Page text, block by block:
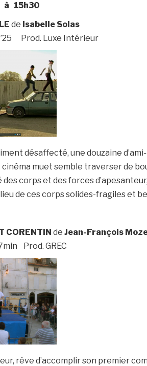
à 15h30
de Isabelle Solas
Prod. Luxe Intérieur
désaffecté, une douzaine
cinéma muet semble traverser de
corps et des forces
de ces corps solides-fragiles et
CORENTIN de Jean-François
Prod. GREC
rêve d’accomplir son premier